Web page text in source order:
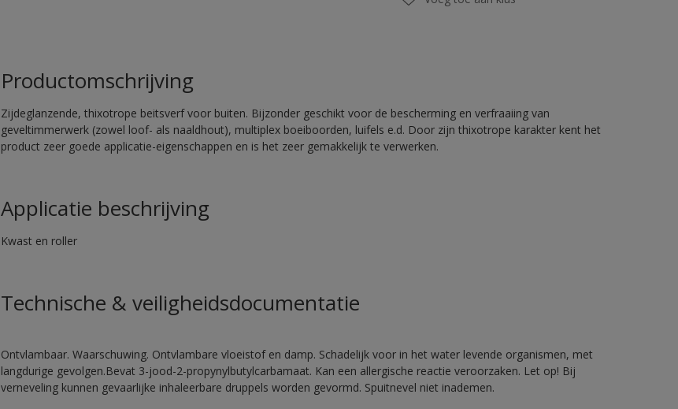
Productomschrijving
Zijdeglanzende, thixotrope beitsverf voor buiten. Bijzonder geschikt voor de bescherming en verfraaiing van
geveltimmerwerk (zowel loof- als naaldhout), multiplex boeiboorden, luifels e.d. Door zijn thixotrope karakter kent het
product zeer goede applicatie-eigenschappen en is het zeer gemakkelijk te verwerken.
Applicatie beschrijving
Kwast en roller
Technische & veiligheidsdocumentatie
Ontvlambaar. Waarschuwing. Ontvlambare vloeistof en damp. Schadelijk voor in het water levende organismen, met
langdurige gevolgen.Bevat 3-jood-2-propynylbutylcarbamaat. Kan een allergische reactie veroorzaken. Let op! Bij
verneveling kunnen gevaarlijke inhaleerbare druppels worden gevormd. Spuitnevel niet inademen.